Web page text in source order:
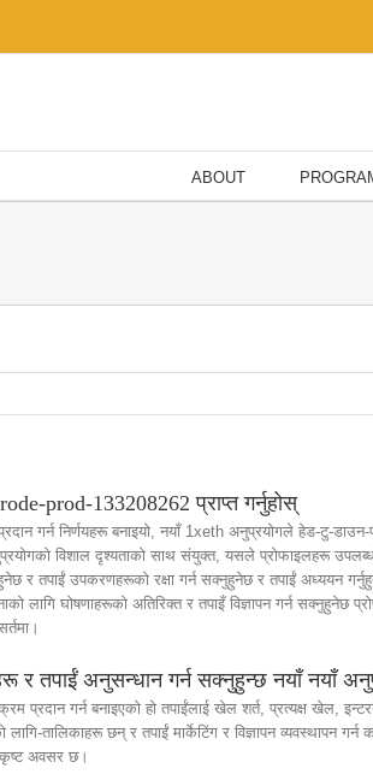
ABOUT
prod-133208262 प्राप्त गर्नुहोस्
गर्न निर्णयहरू बनाइयो, नयाँ 1xeth अनुप्रयोगले हेड-टु-
विशाल दृश्यताको साथ संयुक्त, यसले प्रोफाइलहरू
र तपाईं उपकरणहरूको रक्षा गर्न सक्नुहुनेछ र तपाईं अध्ययन
लागि घोषणाहरूको अतिरिक्त र तपाइँ विज्ञापन गर्न सक्नुहुनेछ
तपाईं अनुसन्धान गर्न सक्नुहुन्छ नयाँ नयाँ
प्रदान गर्न बनाइएको हो तपाईंलाई खेल शर्त, प्रत्यक्ष खेल,
लागि-तालिकाहरू छन् र तपाईं मार्केटिंग र विज्ञापन व्यवस्थापन
अवसर छ।